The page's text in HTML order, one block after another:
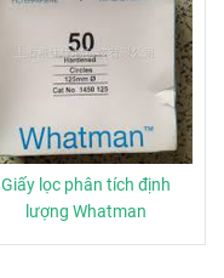
Giấy lọc phân tích định
lượng Whatman